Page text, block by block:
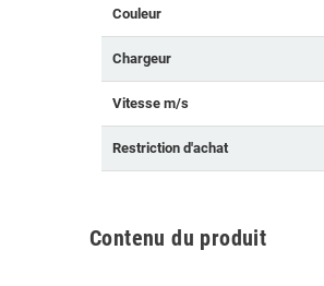
Couleur
Chargeur
Vitesse m/s
Restriction d'achat
Contenu du produit